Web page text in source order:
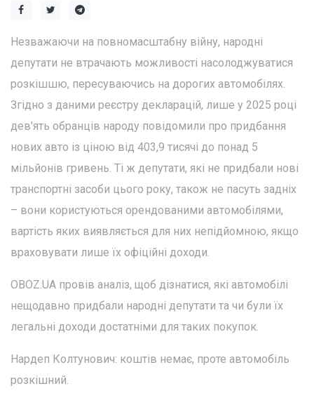
Незважаючи на повномасштабну війну, народні
депутати не втрачають можливості насолоджуватися
розкішшю, пересуваючись на дорогих автомобілях.
Згідно з даними реєстру декларацій, лише у 2025 році
дев'ять обранців народу повідомили про придбання
нових авто із ціною від 403,9 тисячі до понад 5
мільйонів гривень. Ті ж депутати, які не придбали нові
транспортні засоби цього року, також не пасуть задніх
– вони користуються орендованими автомобілями,
вартість яких виявляється для них непідйомною, якщо
враховувати лише їх офіційні доходи.
OBOZ.UA провів аналіз, щоб дізнатися, які автомобілі
нещодавно придбали народні депутати та чи були їх
легальні доходи достатніми для таких покупок.
Нардеп Колтунович: коштів немає, проте автомобіль
розкішний.